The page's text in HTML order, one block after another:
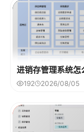
进销存管理系统
192 2026/08/05